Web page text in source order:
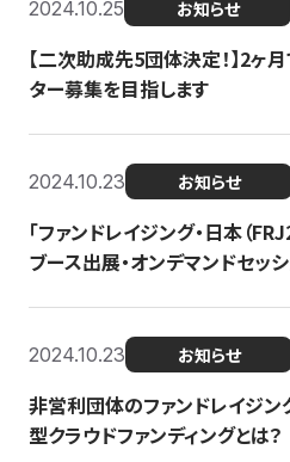
2024.10.25 お知らせ
【二次助成先5団体決定！】2ヶ
ター募集を目指します
2024.10.23 お知らせ
「ファンドレイジング・日本（
ブース出展・オンデマンドセッ
2024.10.23 お知らせ
非営利団体のファンドレイジ
型クラウドファンディングとは？